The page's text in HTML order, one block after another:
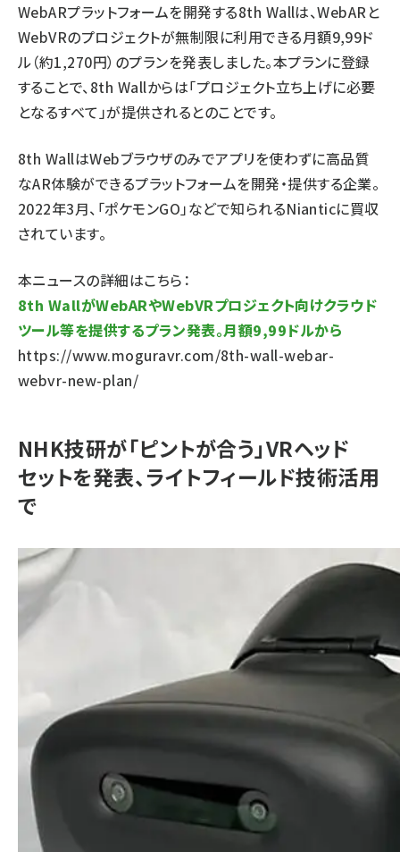
WebARプラットフォームを開発する8th Wallは、WebARと
WebVRのプロジェクトが無制限に利用できる月額9,99ド
ル（約1,270円）のプランを発表しました。本プランに登録
することで、8th Wallからは「プロジェクト立ち上げに必要
となるすべて」が提供されるとのことです。
8th WallはWebブラウザのみでアプリを使わずに高品質
なAR体験ができるプラットフォームを開発・提供する企業。
2022年3月、「ポケモンGO」などで知られるNianticに買収
されています。
本ニュースの詳細はこちら：
8th WallがWebARやWebVRプロジェクト向けクラウド
ツール等を提供するプラン発表。月額9,99ドルから
https://www.moguravr.com/8th-wall-webar-
webvr-new-plan/
NHK技研が「ピントが合う」VRヘッド
セットを発表、ライトフィールド技術活用
で